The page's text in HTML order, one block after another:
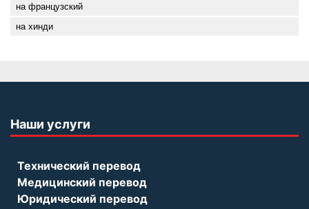
на французский
на хинди
Наши услуги
Технический перевод
Медицинский перевод
Юридический перевод